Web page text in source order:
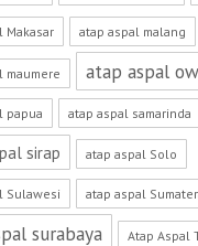
Makasar atap aspal malang
maumere atap aspal
papua atap aspal samarinda
sirap atap aspal Solo
Sulawesi atap aspal
surabaya Atap Aspal